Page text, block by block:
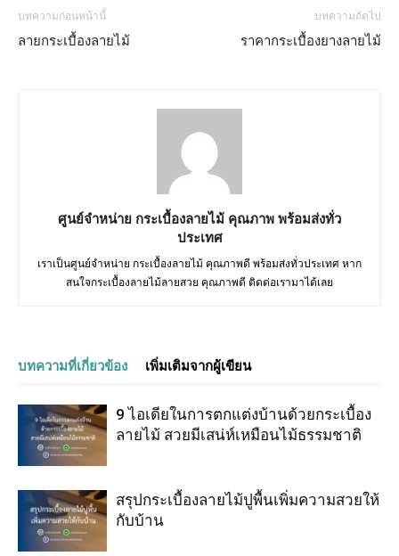
บทความก่อนหน้านี้
ลายกระเบื้องลายไม้
บทความถัดไป
ราคากระเบื้องยางลายไม้
ศูนย์จำหน่าย กระเบื้องลายไม้ คุณภาพ พร้อมส่งทั่ว
ประเทศ
เราเป็นศูนย์จำหน่าย กระเบื้องลายไม้ คุณภาพดี พร้อมส่งทั่วประเทศ หาก
สนใจกระเบื้องลายไม้ลายสวย คุณภาพดี ติดต่อเรามาได้เลย
บทความที่เกี่ยวข้อง เพิ่มเติมจากผู้เขียน
9 ไอเดียในการตกแต่งบ้านด้วยกระเบื้อง
ลายไม้ สวยมีเสน่ห์เหมือนไม้ธรรมชาติ
สรุปกระเบื้องลายไม้ปูพื้นเพิ่มความสวยให้
กับบ้าน